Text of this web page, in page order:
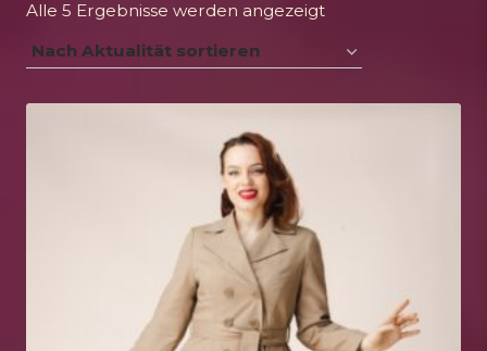
Alle 5 Ergebnisse werden angezeigtNach
sortiert